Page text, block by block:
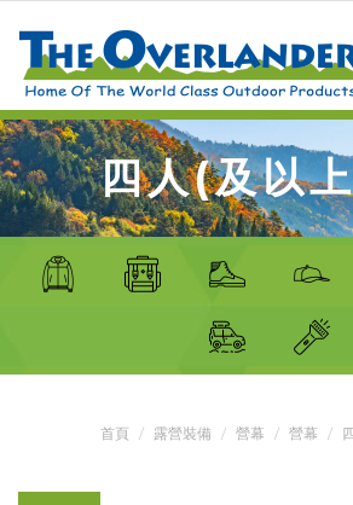
四人(及以
首頁 露營裝備 營幕 營幕